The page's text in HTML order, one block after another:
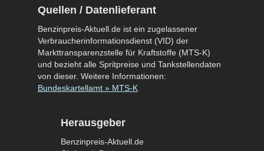
Quellen / Datenlieferant
Benzinpreis-Aktuell.de ist ein zugelassener
Verbraucherinformationsdienst (VID) der
Markttransparenzstelle für Kraftstoffe (MTS-K)
und bezieht alle Spritpreise und Tankstellendaten
von dieser. Weitere Informationen:
Bundeskartellamt » MTS-K
Herausgeber
Benzinpreis-Aktuell.de